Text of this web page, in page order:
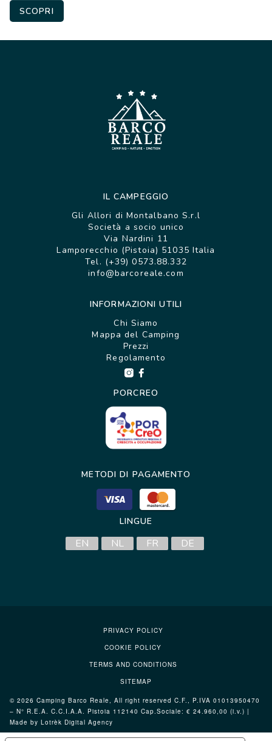
SCOPRI
IL CAMPEGGIO
Gli Allori di Montalbano S.r.l
Società a socio unico
Via Nardini 11
Lamporecchio (Pistoia) 51035 Italia
Tel. (+39) 0573.88.332
info@barcoreale.com
INFORMAZIONI UTILI
Chi Siamo
Mappa del Camping
Prezzi
Regolamento
PORCREO
METODI DI PAGAMENTO
LINGUE
EN NL FR DE
© 2026 Camping Barco Reale, All right reserved C.F., P.IVA 01013950470
– N° R.E.A. C.C.I.A.A. Pistoia 112140 Cap.Sociale: € 24.960,00 (i.v.) |
Made by Lotrèk Digital Agency
PRIVACY POLICY
COOKIE POLICY
TERMS AND CONDITIONS
SITEMAP